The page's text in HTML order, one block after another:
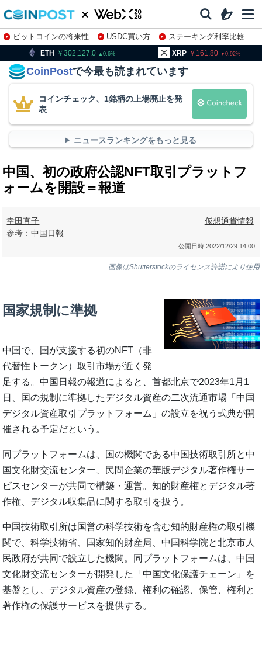
ビットコインの将来性 USDC買い方
ステーキング利率比較
株特集・関連銘柄
302,127.0 0.6 XRP 0.92 BNB
CoinPostで今最も読まれています
コインチェック、1銘柄の上場廃止を発
表
ニュースランキングをもっと見る
中国、初の政府公認NFT取引プラットフ
ォームを開設＝報道
幸田直子
参考：中国日報
仮想通貨情報
公開日時:2022/12/29 14:00
画像はShutterstockのライセンス許諾により使用
国家規制に準拠
中国で、国が支援する初のNFT（非
代替性トークン）取引市場が近く発
足する。中国日報の報道によると、首都北京で2023年1月1
日、国の規制に準拠したデジタル資産の二次流通市場「中国
デジタル資産取引プラットフォーム」の設立を祝う式典が開
催される予定だという。
同プラットフォームは、国の機関である中国技術取引所と中
国文化財交流センター、民間企業の華版デジタル著作権サー
ビスセンターが共同で構築・運営。知的財産権とデジタル著
作権、デジタル収集品に関する取引を扱う。
中国技術取引所は国営の科学技術を含む知的財産権の取引機
関で、科学技術省、国家知的財産局、中国科学院と北京市人
民政府が共同で設立した機関。同プラットフォームは、中国
文化財交流センターが開発した「中国文化保護チェーン」を
基盤とし、デジタル資産の登録、権利の確認、保管、権利と
著作権の保護サービスを提供する。